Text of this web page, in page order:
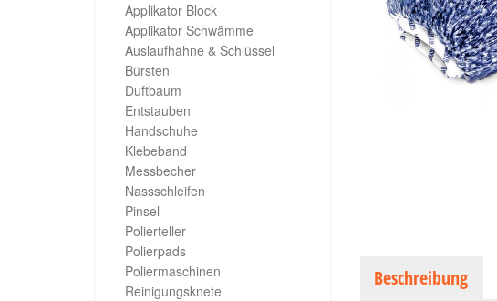
Beschreibung
Applikator Block
Applikator Schwämme
Auslaufhähne & Schlüssel
Bürsten
Duftbaum
Entstauben
Handschuhe
Klebeband
Messbecher
Nassschleifen
Pinsel
Polierteller
Polierpads
Poliermaschinen
Reinigungsknete